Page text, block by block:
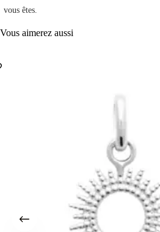
vous êtes.
Vous aimerez aussi